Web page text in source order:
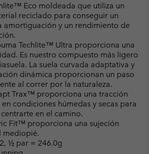
Eco moldeada que utiliza un
reciclado para conseguir un
amortiguación y un rendimiento de
Techlite™ Ultra proporciona una
Es nuestro compuesto más ligero
La suela curvada adaptativa y
dinámica proporcionan un paso
al correr por la naturaleza.
Trax™ proporciona una tracción
condiciones húmedas y secas para
en el camino.
Fit™ proporciona una sujeción
mediopié.
½ par = 246.0g